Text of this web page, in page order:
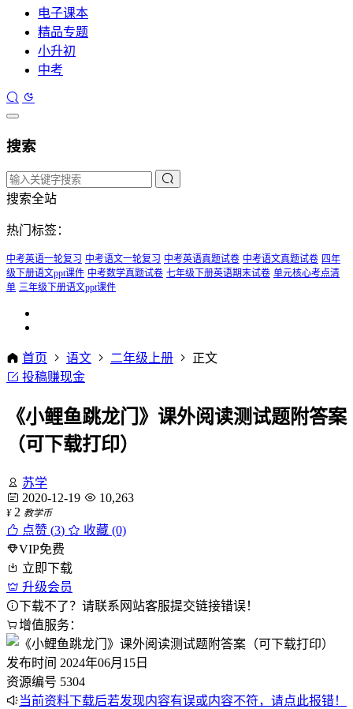
电子课本
精品专题
小升初
中考
搜索
搜索全站
热门标签：
中考英语一轮复习 中考语文一轮复习 中考英语真题试卷 中考语文真题试卷 四年
级下册语文ppt课件 中考数学真题试卷 七年级下册英语期末试卷 单元核心考点清
单 三年级下册语文ppt课件
首页 语文 二年级上册
正文
投稿赚现金
《小鲤鱼跳龙门》课外阅读测试题附答案
（可下载打印）
苏学
2020-12-19
10,263
¥ 2 教学币
点赞 (3)
收藏 (0)
VIP免费
立即下载
升级会员
下载不了？请联系网站客服提交链接错误！
增值服务：
发布时间 2024年06月15日
资源编号 5304
当前资料下载后若发现内容有误或内容不符，请点此报错！